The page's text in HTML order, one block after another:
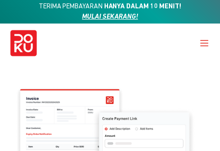
TERIMA PEMBAYARAN HANYA DALAM 10 MENIT!
MULAI SEKARANG!